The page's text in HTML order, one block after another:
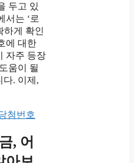
두고 있
서는 ‘로
하게 확인
에 대한
자주 등장
움이 될
다. 이제,
첨번호
, 어